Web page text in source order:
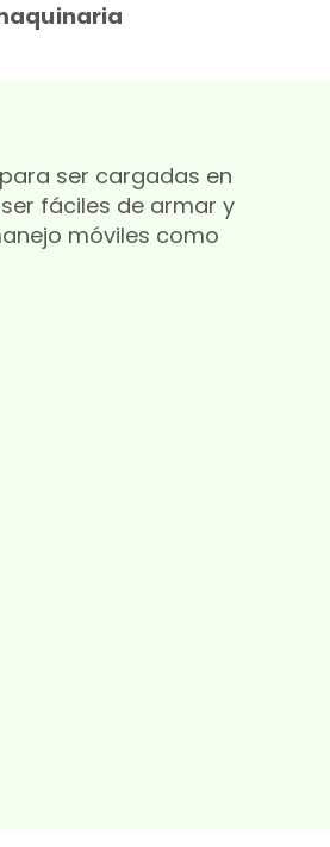
ser cargadas en
fáciles de armar y
móviles como